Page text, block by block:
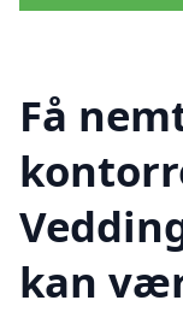
Få
kan